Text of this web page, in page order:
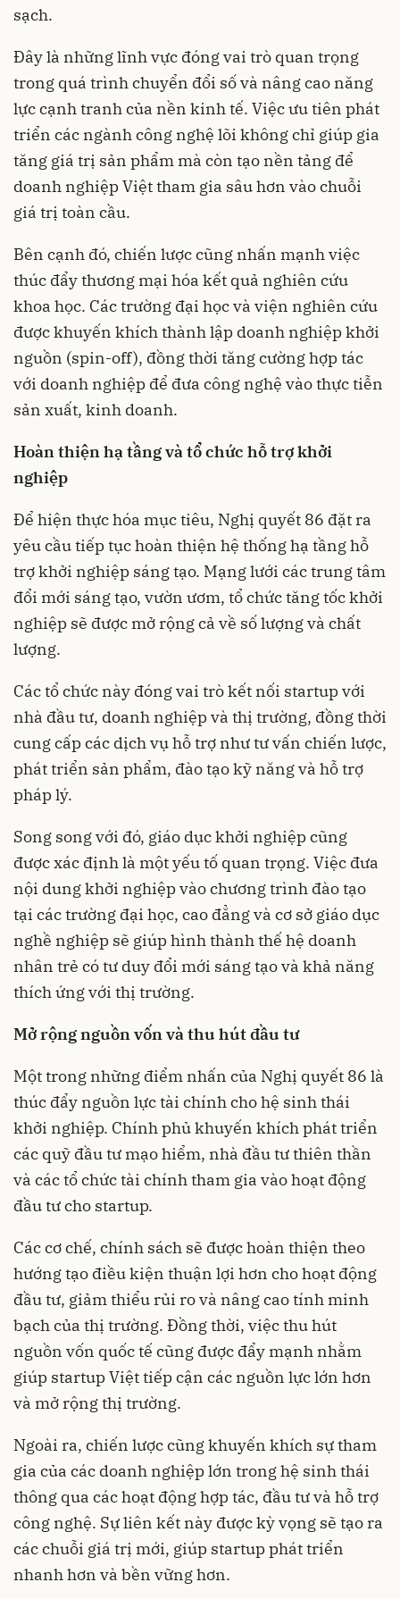
sạch.
Đây là những lĩnh vực đóng vai trò quan trọng
trong quá trình chuyển đổi số và nâng cao năng
lực cạnh tranh của nền kinh tế. Việc ưu tiên phát
triển các ngành công nghệ lõi không chỉ giúp gia
tăng giá trị sản phẩm mà còn tạo nền tảng để
doanh nghiệp Việt tham gia sâu hơn vào chuỗi
giá trị toàn cầu.
Bên cạnh đó, chiến lược cũng nhấn mạnh việc
thúc đẩy thương mại hóa kết quả nghiên cứu
khoa học. Các trường đại học và viện nghiên cứu
được khuyến khích thành lập doanh nghiệp khởi
nguồn (spin-off), đồng thời tăng cường hợp tác
với doanh nghiệp để đưa công nghệ vào thực tiễn
sản xuất, kinh doanh.
Hoàn thiện hạ tầng và tổ chức hỗ trợ khởi
nghiệp
Để hiện thực hóa mục tiêu, Nghị quyết 86 đặt ra
yêu cầu tiếp tục hoàn thiện hệ thống hạ tầng hỗ
trợ khởi nghiệp sáng tạo. Mạng lưới các trung tâm
đổi mới sáng tạo, vườn ươm, tổ chức tăng tốc khởi
nghiệp sẽ được mở rộng cả về số lượng và chất
lượng.
Các tổ chức này đóng vai trò kết nối startup với
nhà đầu tư, doanh nghiệp và thị trường, đồng thời
cung cấp các dịch vụ hỗ trợ như tư vấn chiến lược,
phát triển sản phẩm, đào tạo kỹ năng và hỗ trợ
pháp lý.
Song song với đó, giáo dục khởi nghiệp cũng
được xác định là một yếu tố quan trọng. Việc đưa
nội dung khởi nghiệp vào chương trình đào tạo
tại các trường đại học, cao đẳng và cơ sở giáo dục
nghề nghiệp sẽ giúp hình thành thế hệ doanh
nhân trẻ có tư duy đổi mới sáng tạo và khả năng
thích ứng với thị trường.
Mở rộng nguồn vốn và thu hút đầu tư
Một trong những điểm nhấn của Nghị quyết 86 là
thúc đẩy nguồn lực tài chính cho hệ sinh thái
khởi nghiệp. Chính phủ khuyến khích phát triển
các quỹ đầu tư mạo hiểm, nhà đầu tư thiên thần
và các tổ chức tài chính tham gia vào hoạt động
đầu tư cho startup.
Các cơ chế, chính sách sẽ được hoàn thiện theo
hướng tạo điều kiện thuận lợi hơn cho hoạt động
đầu tư, giảm thiểu rủi ro và nâng cao tính minh
bạch của thị trường. Đồng thời, việc thu hút
nguồn vốn quốc tế cũng được đẩy mạnh nhằm
giúp startup Việt tiếp cận các nguồn lực lớn hơn
và mở rộng thị trường.
Ngoài ra, chiến lược cũng khuyến khích sự tham
gia của các doanh nghiệp lớn trong hệ sinh thái
thông qua các hoạt động hợp tác, đầu tư và hỗ trợ
công nghệ. Sự liên kết này được kỳ vọng sẽ tạo ra
các chuỗi giá trị mới, giúp startup phát triển
nhanh hơn và bền vững hơn.